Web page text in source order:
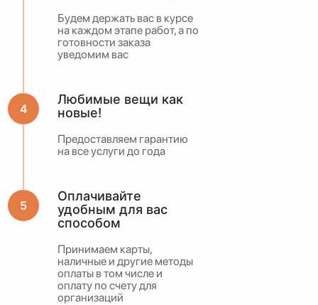
Будем держать вас в курсе
на каждом этапе работ, а по
готовности заказа
уведомим вас
Любимые вещи как
новые!
Предоставляем гарантию
на все услуги до года
Оплачивайте
удобным для вас
способом
Принимаем карты,
наличные и другие методы
оплаты в том числе и
оплату по счету для
организаций